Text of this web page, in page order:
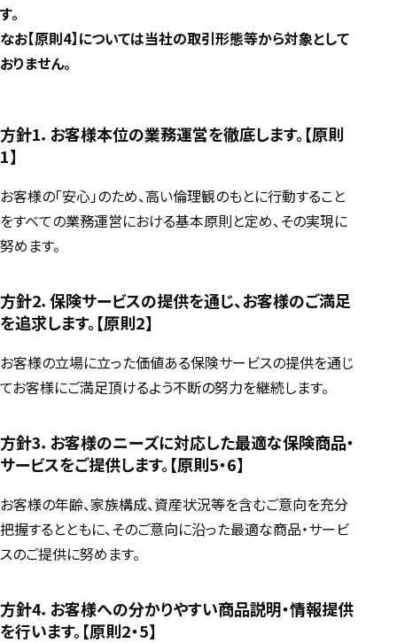
す。
なお【原則4】については当社の取引形態等から対象として
おりません。
方針1．お客様本位の業務運営を徹底します。【原則
1】
お客様の「安心」のため、高い倫理観のもとに行動すること
をすべての業務運営における基本原則と定め、その実現に
努めます。
方針2．保険サービスの提供を通じ、お客様のご満足
を追求します。【原則2】
お客様の立場に立った価値ある保険サービスの提供を通じ
てお客様にご満足頂けるよう不断の努力を継続します。
方針3．お客様のニーズに対応した最適な保険商品・
サービスをご提供します。【原則5・6】
お客様の年齢、家族構成、資産状況等を含むご意向を充分
把握するとともに、そのご意向に沿った最適な商品・サービ
スのご提供に努めます。
方針4．お客様への分かりやすい商品説明・情報提供
を行います。【原則2・5】